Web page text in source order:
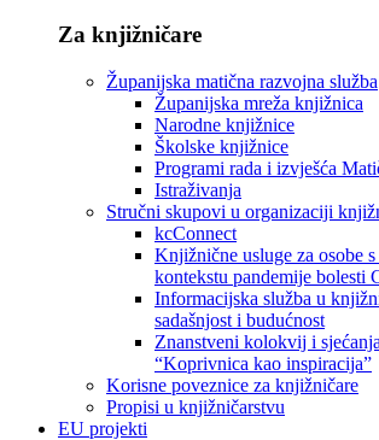
Za knjižničare
Županijska matična razvojna služba
Županijska mreža knjižnica
Narodne knjižnice
Školske knjižnice
Programi rada i izvješća
Istraživanja
Stručni skupovi u organizaciji
kcConnect
Knjižnične usluge za osobe
kontekstu pandemije bolesti
Informacijska služba u
sadašnjost i budućnost
Znanstveni kolokvij i
“Koprivnica kao inspiracija”
Korisne poveznice za knjižničare
Propisi u knjižničarstvu
EU projekti